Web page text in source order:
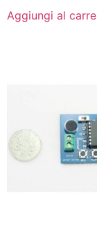
Aggiungi al